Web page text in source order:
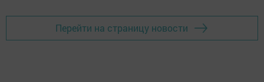
Перейти на страницу новости